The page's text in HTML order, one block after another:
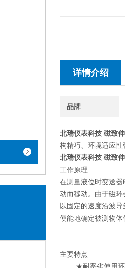
详情介绍
品牌
北瑞仪表科技 磁致
构精巧、环境适应
北瑞仪表科技 磁致
工作原理
在测量液位时变送
动而移动。由于磁
以固定的速度沿波
便能地确定被测物
主要特点